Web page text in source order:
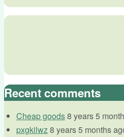
Recent comments
Cheap goods8 years 5
pxgkilwz8 years 5 months